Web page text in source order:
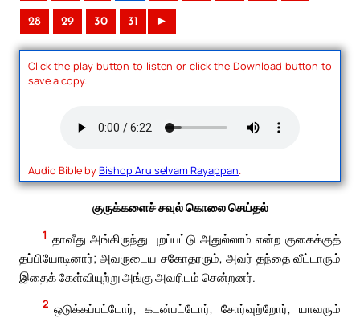
28 29 30 31 ►
Click the play button to listen or click the Download button to
save a copy.
Audio Bible byBishop Arulselvam Rayappan.
குருக்களைச் சவுல் கொலை செய்தல்
1 தாவீது அங்கிருந்து புறப்பட்டு அதுல்லாம் என்ற குகைக்குத்
தப்பியோடினார்; அவருடைய சகோதரரும், அவர் தந்தை வீட்டாரும்
இதைக் கேள்வியுற்று அங்கு அவரிடம் சென்றனர்.
2 ஒடுக்கப்பட்டோர், கடன்பட்டோர், சோர்வுற்றோர், யாவரும்